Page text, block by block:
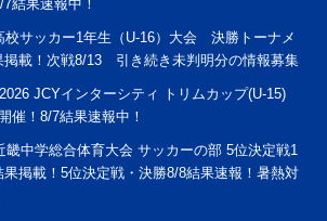
結果速報中！
校サッカー1年生（U-16）大会 決勝トーナメ
掲載！次戦8/13 引き続き未判明分の情報募集
JCYインターシティ トリムカップ(U-15)
催！8/7結果速報中！
畿中学総合体育大会 サッカーの部 5位決定戦1
果掲載！5位決定戦・決勝8/8結果速報！暑熱対